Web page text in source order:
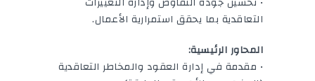
التعاقدية بما يحقق استمرارية الأعمال.
المحاور الرئيسية:
• مقدمة في إدارة العقود والمخاطر التعاقدية